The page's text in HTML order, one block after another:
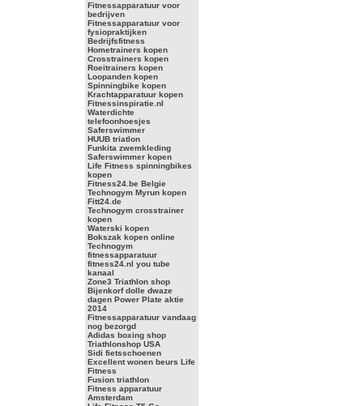
Fitnessapparatuur voor
bedrijven
Fitnessapparatuur voor
fysiopraktijken
Bedrijfsfitness
Hometrainers kopen
Crosstrainers kopen
Roeitrainers kopen
Loopanden kopen
Spinningbike kopen
Krachtapparatuur kopen
Fitnessinspiratie.nl
Waterdichte
telefoonhoesjes
Saferswimmer
HUUB triatlon
Funkita zwemkleding
Saferswimmer kopen
Life Fitness spinningbikes
kopen
Fitness24.be Belgie
Technogym Myrun kopen
Fitt24.de
Technogym crosstrainer
kopen
Waterski kopen
Bokszak kopen online
Technogym
fitnessapparatuur
fitness24.nl you tube
kanaal
Zone3 Triathlon shop
Bijenkorf dolle dwaze
dagen Power Plate aktie
2014
Fitnessapparatuur vandaag
nog bezorgd
Adidas boxing shop
Triathlonshop USA
Sidi fietsschoenen
Excellent wonen beurs Life
Fitness
Fusion triathlon
Fitness apparatuur
Amsterdam